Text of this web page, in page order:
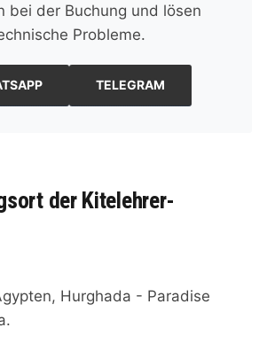
bei der Buchung und lösen
Probleme.
TELEGRAM
der Kitelehrer-
Hurghada - Paradise